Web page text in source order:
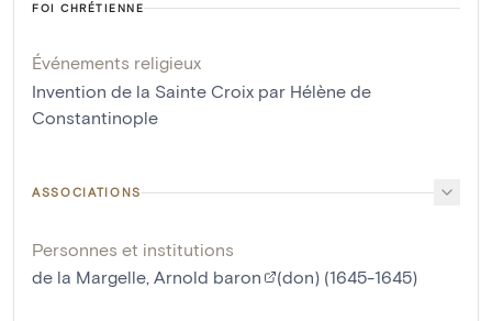
FOI CHRÉTIENNE
Événements religieux
Invention de la Sainte Croix par Hélène de
Constantinople
ASSOCIATIONS
Personnes et institutions
de la Margelle, Arnold baron
(don) (1645-1645)